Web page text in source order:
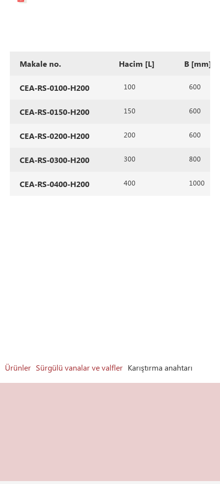
Makale no. Hacim [L] B [mm]
CEA-RS-0100-H200 100 600
CEA-RS-0150-H200 150 600
CEA-RS-0200-H200 200 600
CEA-RS-0300-H200 300 800
CEA-RS-0400-H200 400 1000
Ürünler Sürgülü vanalar ve valfler Karıştırma anahtarı